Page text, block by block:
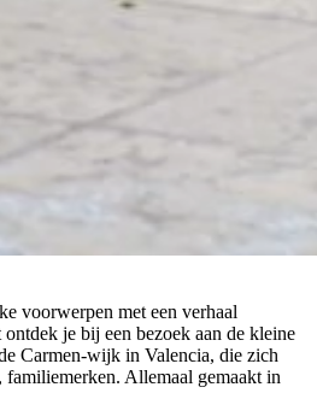
voorwerpen met een verhaal
je bij een bezoek aan de kleine
Carmen-wijk in Valencia, die zich
Allemaal gemaakt in